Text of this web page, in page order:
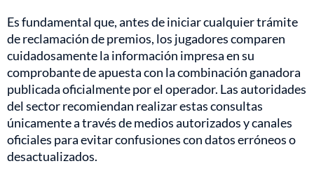
Es fundamental que, antes de iniciar cualquier trámite
de reclamación de premios, los jugadores comparen
cuidadosamente la información impresa en su
comprobante de apuesta con la combinación ganadora
publicada oficialmente por el operador. Las autoridades
del sector recomiendan realizar estas consultas
únicamente a través de medios autorizados y canales
oficiales para evitar confusiones con datos erróneos o
desactualizados.